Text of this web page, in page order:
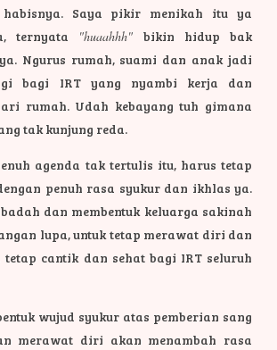
Saya pikir menikah itu ya
ternyata
"huaahhh" bikin hidup bak
Ngurus rumah, suami dan anak jadi
bagi IRT yang nyambi kerja dan
rumah. Udah kebayang tuh gimana
tak kunjung reda.
agenda tak tertulis itu, harus tetap
penuh rasa syukur dan ikhlas ya.
dan membentuk keluarga sakinah
lupa, untuk tetap merawat diri dan
tetap cantik dan sehat bagi IRT seluruh
wujud syukur atas pemberian sang
merawat diri akan menambah rasa